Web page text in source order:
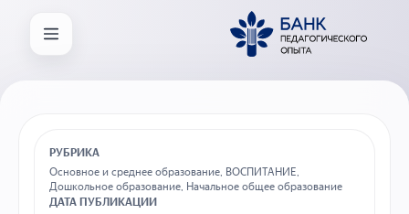
РУБРИКА
Основное и среднее образование, ВОСПИТАНИЕ,
Дошкольное образование, Начальное общее образование
ДАТА ПУБЛИКАЦИИ